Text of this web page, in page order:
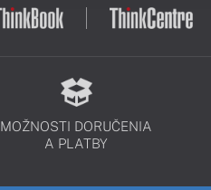
MOŽNOSTI DORUČENIA
A PLATBY